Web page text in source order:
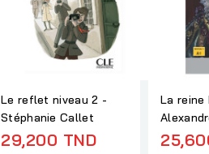
Le reflet niveau 2 -
Stéphanie Callet
29,200 TND
La reine